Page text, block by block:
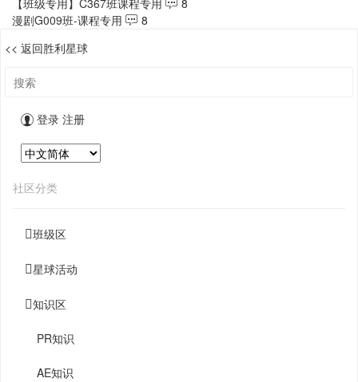
漫剧G009班-课程专用
8
<< 返回胜利星球
登录 注册
社区分类
班级区
星球活动
知识区
PR知识
AE知识